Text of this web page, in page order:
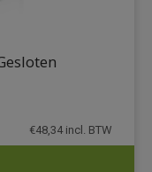
€48,34 incl. BTW